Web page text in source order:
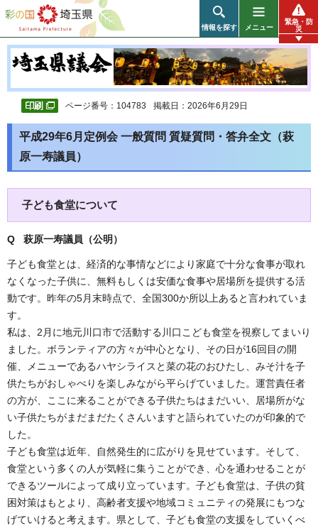
彩の国 埼玉県
情報を探す メニュー
緊急・防
災
ページ番号：104783 掲載日：2026年6月29日
平成29年6月定例会 一般質問 質疑質問・答弁全文（萩
原一寿議員）
子ども食堂について
Q 萩原一寿議員（公明 ）
子ども食堂とは、経済的な事情などにより家庭で十分な食事が取れ
なくなった子供に、無料もしくは安価な食事や居場所を提供する活
動です。昨年の5月末時点で、全国300か所以上あると言われていま
す。
私は、2月に地元川口市で活動する川口こども食堂を視察してまいり
ました。ボランティアの方々が中心となり、その日が16回目の開
催、メニューであるハヤシライスと菜の花のおひたし、みそ汁を子
供たちがおしゃべりを楽しみながら平らげていました。運営責任者
の方が、ここに来ることができる子供たちはまだいい、居場所がな
い子供たちがまだまだたくさんいますと語られていたのが印象的で
した。
子ども食堂は近年、自然発生的に広がりを見せています。そして、
食堂という多くの人が気軽に集うことができ、心を通わせることが
できるツールによって成り立っています。子ども食堂は、子供の貧
困対策はもとより、高齢者支援や地域コミュニティの発展にもつな
げていけると考えます。県として、子ども食堂の支援をしていくべ